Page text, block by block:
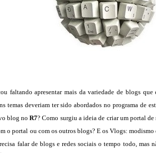
faltando apresentar mais da variedade de blogs
temas deveriam ter sido abordados no programa de
blog noR7? Como surgiu a ideia de criar um portal
o portal ou com os outros blogs? E os Vlogs:
falar de blogs e redes sociais o tempo todo, mas